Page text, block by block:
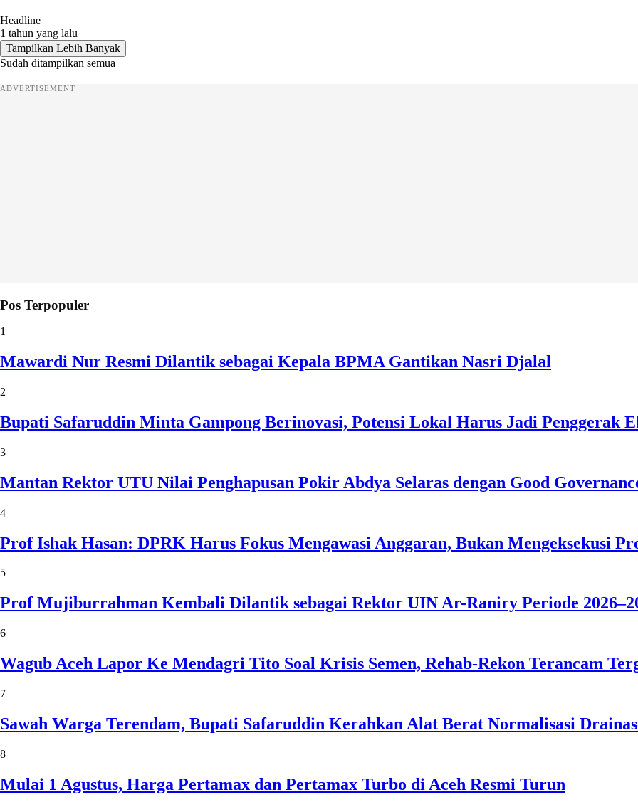
Headline
1 tahun yang lalu
Tampilkan Lebih Banyak
Sudah ditampilkan semua
ADVERTISEMENT
Pos Terpopuler
1
Mawardi Nur Resmi Dilantik sebagai Kepala BPMA Gantikan Nasri Djalal
2
Bupati Safaruddin Minta Gampong Berinovasi, Potensi Lokal Harus Jadi Penggerak
3
Mantan Rektor UTU Nilai Penghapusan Pokir Abdya Selaras dengan Good
4
Prof Ishak Hasan: DPRK Harus Fokus Mengawasi Anggaran, Bukan Mengeksekusi
5
Prof Mujiburrahman Kembali Dilantik sebagai Rektor UIN Ar-Raniry Periode
6
Wagub Aceh Lapor Ke Mendagri Tito Soal Krisis Semen, Rehab-Rekon Terancam
7
Sawah Warga Terendam, Bupati Safaruddin Kerahkan Alat Berat Normalisasi
8
Mulai 1 Agustus, Harga Pertamax dan Pertamax Turbo di Aceh Resmi Turun